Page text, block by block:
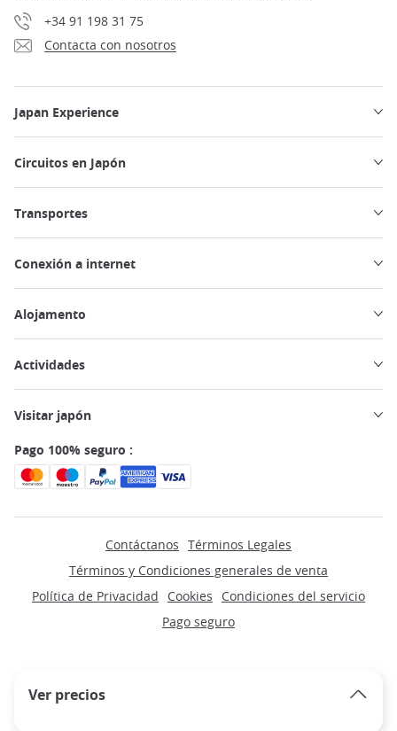
Ver precios
+34 91 198 31 75
Contacta con nosotros
Japan Experience
Circuitos en Japón
Transportes
Conexión a internet
Alojamento
Actividades
Visitar japón
Pago 100% seguro :
Contáctanos Términos Legales
Términos y Condiciones generales de venta
Política de Privacidad
Cookies
Condiciones del servicio
Pago seguro